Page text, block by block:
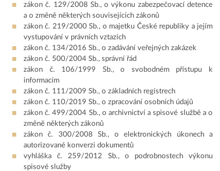
zákon č. 129/2008 Sb., o výkonu zabezpečovací detence
a o změně některých souvisejících zákonů
zákon č. 219/2000 Sb., o majetku České republiky a jejím
vystupování v právních vztazích
zákon č. 134/2016 Sb., o zadávání veřejných zakázek
zákon č. 500/2004 Sb., správní řád
zákon č. 106/1999 Sb., o svobodném přístupu k
informacím
zákon č. 111/2009 Sb., o základních registrech
zákon č. 110/2019 Sb., o zpracování osobních údajů
zákon č. 499/2004 Sb., o archivnictví a spisové službě a o
změně některých zákonů
zákon č. 300/2008 Sb., o elektronických úkonech a
autorizované konverzi dokumentů
vyhláška č. 259/2012 Sb., o podrobnostech výkonu
spisové služby